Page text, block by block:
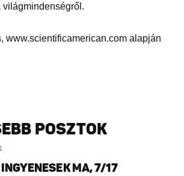
világmindenségről.
www.scientificamerican.com alapján
POSZTOK
MA, 7/17